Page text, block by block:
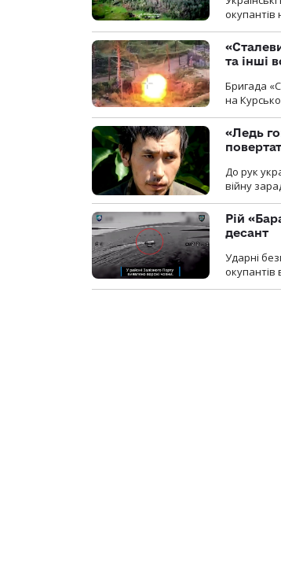
та інші
Бригада
на
«Ледь
До рук
війну
Рій
десант
Ударні
окупантів